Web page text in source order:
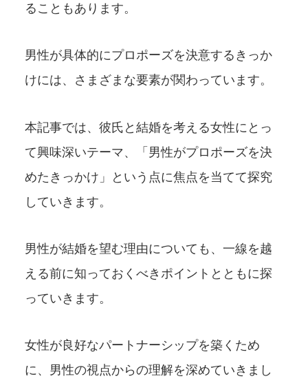
ることもあります。
男性が具体的にプロポーズを決意するきっか
けには、さまざまな要素が関わっています。
本記事では、彼氏と結婚を考える女性にとっ
て興味深いテーマ、「男性がプロポーズを決
めたきっかけ」という点に焦点を当てて探究
していきます。
男性が結婚を望む理由についても、一線を越
える前に知っておくべきポイントとともに探
っていきます。
女性が良好なパートナーシップを築くため
に、男性の視点からの理解を深めていきまし